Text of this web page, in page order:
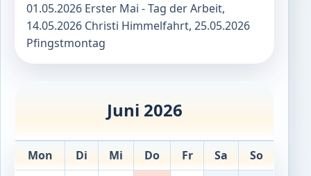
01.05.2026 Erster Mai - Tag der Arbeit,
14.05.2026 Christi Himmelfahrt, 25.05.2026
Pfingstmontag
Juni 2026
Mon Di Mi Do Fr Sa
So